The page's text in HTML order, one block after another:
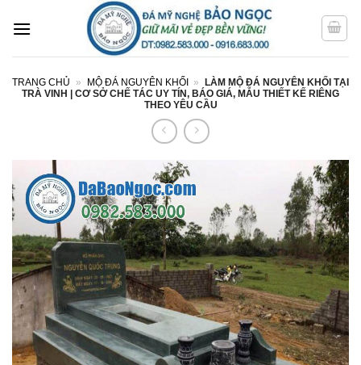
qua
TRANG CHỦ » MỘ ĐÁ NGUYÊN KHỐI »
LÀM MỘ ĐÁ NGUYÊN KHỐI TẠI
TRÀ VINH | CƠ SỞ CHẾ TÁC UY TÍN, BÁO GIÁ, MẪU THIẾT KẾ RIÊNG
THEO YÊU CẦU